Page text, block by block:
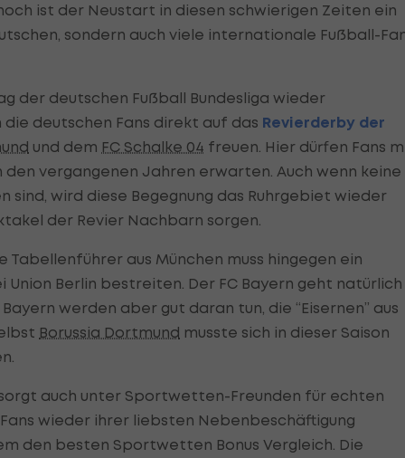
ist der Neustart in diesen schwierigen Zeiten ein
sondern auch viele internationale Fußball-
der deutschen Fußball Bundesliga wieder
deutschen Fans direkt auf das Revierderby der
und dem FC Schalke 04 freuen. Hier dürfen Fans
vergangenen Jahren erwarten. Auch wenn keine
sind, wird diese Begegnung das Ruhrgebiet wieder
der Revier Nachbarn sorgen.
aus München muss hingegen ein
Union Berlin bestreiten. Der FC Bayern geht natürlich
werden aber gut daran tun, die “Eisernen” aus
Borussia Dortmund musste sich in dieser Saison
auch unter Sportwetten-Freunden für echten
wieder ihrer liebsten Nebenbeschäftigung
den besten Sportwetten Bonus Vergleich. Die